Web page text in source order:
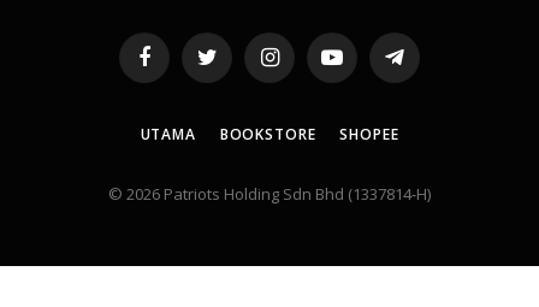
FacebookTwitter InstagramYouTubeTelegram
UTAMA BOOKSTORE SHOPEE
© 2026 Patriots Holding Sdn Bhd (1337814-H)